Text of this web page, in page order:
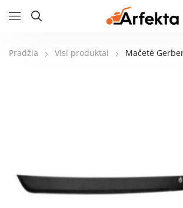
Pradžia Visi produktai Mačetė